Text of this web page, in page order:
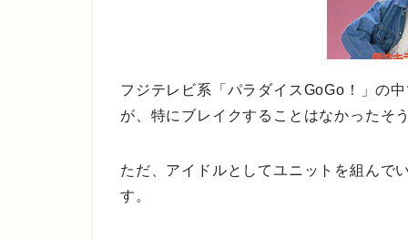
フジテレビ系「パラダイスGoGo！」の
が、特にブレイクすることはなかったそ
ただ、アイドルとしてユニットを組んで
す。